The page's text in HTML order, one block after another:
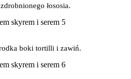
łososia.
boki tortilli i zawiń.